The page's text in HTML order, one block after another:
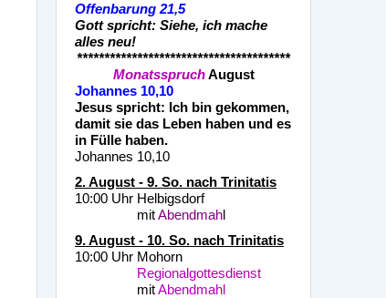
Offenbarung 21,5
Gott spricht: Siehe, ich mache
alles neu!
***************************************
MonatsspruchAugust
Johannes 10,10
Jesus spricht: Ich bin gekommen,
damit sie das Leben haben und es
in Fülle haben.
Johannes 10,10
2. August - 9. So. nach Trinitatis
10:00 Uhr Helbigsdorf
mitAbendmahl
9. August - 10. So. nach Trinitatis
10:00 Uhr Mohorn
Regionalgottesdienst
mitAbendmahl